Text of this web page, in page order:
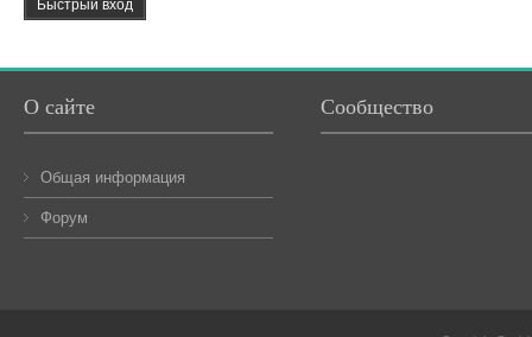
О сайте
Общая информация
Форум
Сообщество